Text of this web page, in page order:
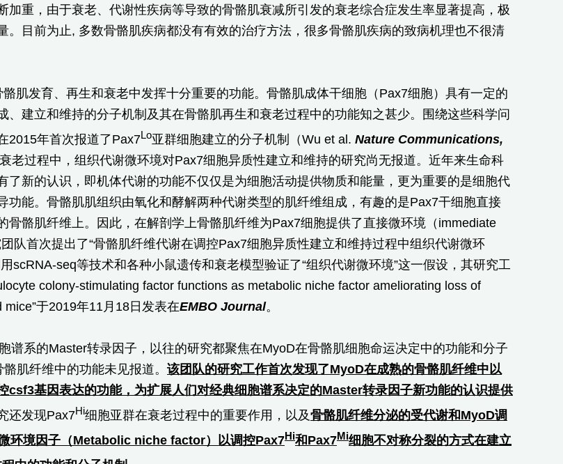
加重，由于衰老、代谢性疾病等导致的骨骼肌衰减所引发的衰老综合症发生率显著提高，极
。目前为止, 多数骨骼肌疾病都没有有效的治疗方法，很多骨骼肌疾病的致病机理也不很清
肌发育、再生和衰老中发挥十分重要的功能。骨骼肌成体干细胞（Pax7细胞）具有一定的
、建立和维持的分子机制及其在骨骼肌再生和衰老过程中的功能知之甚少。围绕这些科学问
2015年首次报道了Pax7Lo亚群细胞建立的分子机制（Wu et al. Nature Communications,
老过程中，组织代谢微环境对Pax7细胞异质性建立和维持的研究尚无报道。近年来生命科
了新的认识，即机体代谢的功能不仅仅是为细胞活动提供物质和能量，更为重要的是细胞代
功能。骨骼肌肌组织由氧化和酵解两种代谢类型的肌纤维组成，有趣的是Pax7干细胞直接
骨骼肌纤维上。因此，在解剖学上骨骼肌纤维为Pax7细胞提供了直接微环境（immediate
队首次提出了“骨骼肌纤维代谢在调控Pax7细胞异质性建立和维持过程中组织代谢微环
scRNA-seq等技术和各种小鼠遗传和衰老模型验证了“组织代谢微环境”这一假设，其研究工
colony-stimulating factor functions as metabolic niche factor ameliorating loss of
于2019年11月18日发表在EMBO Journal。
谱系的Master转录因子，以往的研究都聚焦在MyoD在骨骼肌细胞命运决定中的功能和分子
肌纤维中的功能未见报道。 该团队的研究工作首次发现了MyoD在成熟的骨骼肌纤维中以
csf3基因表达的功能，为扩展人们对经典细胞谱系决定的Master转录因子新功能的认识提供
还发现Pax7Hi细胞亚群在衰老过程中的重要作用，以及骨骼肌纤维分泌的受代谢和MyoD调
环境因子（Metabolic niche factor）以调控Pax7Hi和Pax7Mi细胞不对称分裂的方式在建立